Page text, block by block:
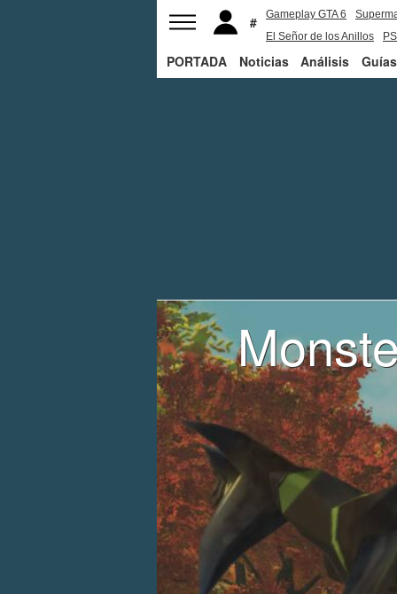
Gameplay GTA 6
El Señor de los Anillos
PORTADA Noticias Análisis Guías